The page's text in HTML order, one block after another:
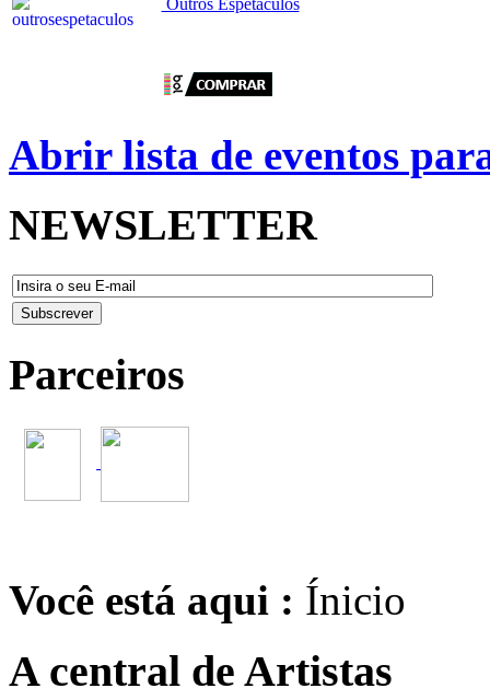
Abrir lista de eventos
NEWSLETTER
Parceiros
Você está aqui : Ínicio
A central de Artistas